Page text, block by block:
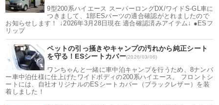
9型200系ハイエース スーパーロングDX/ワイドS-GL車に
つきまして、1部ESパーツの適合確認がとれましたので
お知らせします！ ↓2026年3月28日現在 適合確認済みアイテム↓ ●ESフ
リップ
ペットの引っ掻きやキャンプの汚れから純正シート
を守る！ESシートカバー(2026/03/06)
ワンちゃんと一緒に車中泊キャンプを行うため、8ナンバ
ー車中泊仕様に仕上げたワイドボディの200系ハイエース。 フロントシ
ートには、自社オリジナルのESシートカバー（ブラックレザー）を装
着しました！